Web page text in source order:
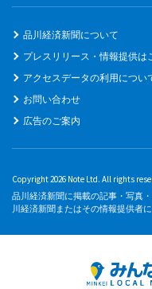
品川経済新聞について
プレスリリース・情報提供は
アクセスデータの利用につい
お問い合わせ
広告のご案内
Copyright 2026 Note Ltd. All rights
品川経済新聞に掲載の記事・写真
川経済新聞またはその情報提供者に